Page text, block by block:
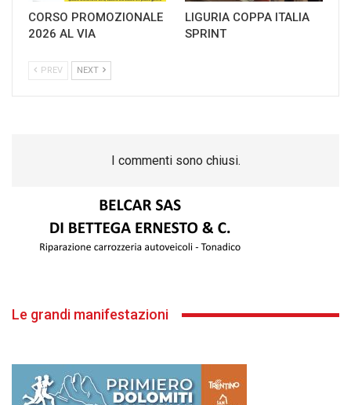
CORSO PROMOZIONALE
2026 AL VIA
LIGURIA COPPA ITALIA
SPRINT
PREV NEXT
I commenti sono chiusi.
Le grandi manifestazioni